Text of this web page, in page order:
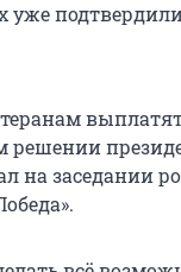
уже
решении
на заседании